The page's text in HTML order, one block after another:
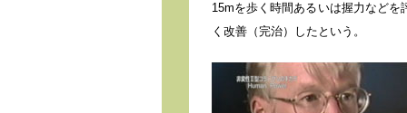
15mを歩く時間あるいは握力など
く改善（完治）したという。